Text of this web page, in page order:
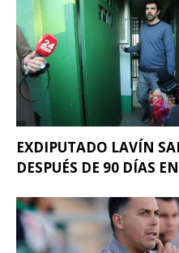
EXDIPUTADO LAVÍN
DESPUÉS DE 90 DÍAS